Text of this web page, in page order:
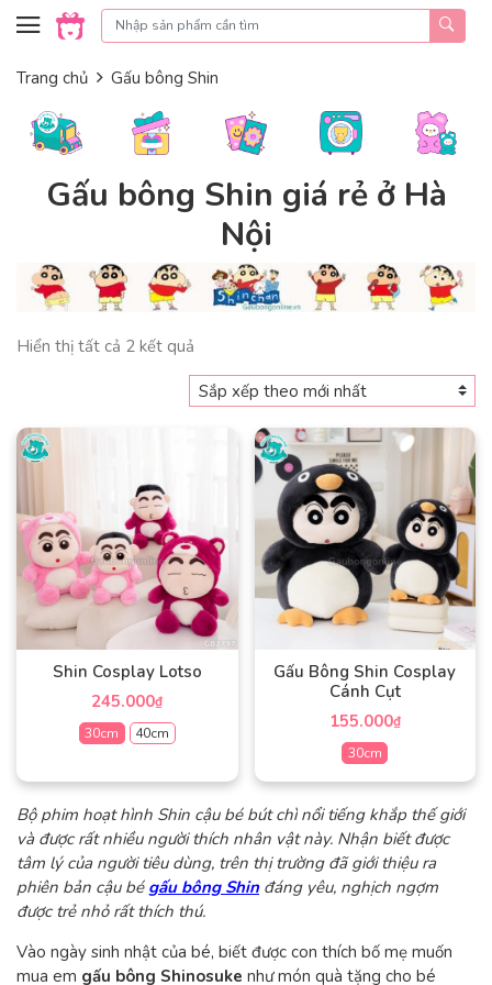
Skip to content
Trang chủ Gấu bông Shin
Gấu bông Shin giá rẻ ở Hà
Nội
Hiển thị tất cả 2 kết quả
xếp
Shin Cosplay Lotso
245.000₫
30cm
40cm
này
có
nhiều
biến
thể.
Các
tùy
Gấu Bông Shin Cosplay
Cánh Cụt
155.000₫
30cm
Sản
phẩm
này
có
nhiều
Các
Bộ phim hoạt hình Shin cậu bé bút chì nổi tiếng khắp thế giới
và được rất nhiều người thích nhân vật này. Nhận biết được
tâm lý của người tiêu dùng, trên thị trường đã giới thiệu ra
phiên bản cậu bé gấu bông Shinđáng yêu, nghịch ngợm
được trẻ nhỏ rất thích thú.
Vào ngày sinh nhật của bé, biết được con thích bố mẹ muốn
mua em gấu bông Shinosuke như món quà tặng cho bé